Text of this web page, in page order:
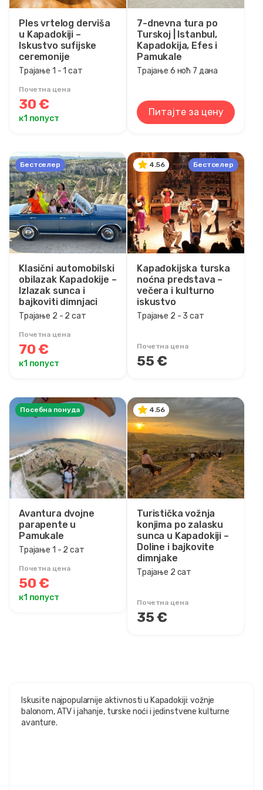
Ples vrtelog derviša
u Kapadokiji –
Iskustvo sufijske
ceremonije
Трајање 1 - 1 сат
Почетна цена
30 €
к1 попуст
7-dnevna tura po
Turskoj | Istanbul,
Kapadokija, Efes i
Pamukale
Трајање 6 ноћ 7 дана
Питајте за цену
Бестселер
Klasični automobilski
obilazak Kapadokije –
Izlazak sunca i
bajkoviti dimnjaci
Трајање 2 - 2 сат
Почетна цена
70 €
к1 попуст
4.56 Бестселер
Kapađokijska turska
noćna predstava –
večera i kulturno
iskustvo
Трајање 2 - 3 сат
Почетна цена
55 €
Посебна понуда
Avantura dvojne
parapente u
Pamukale
Трајање 1 - 2 сат
Почетна цена
50 €
к1 попуст
4.56
Turistička vožnja
konjima po zalasku
sunca u Kapadokiji –
Doline i bajkovite
dimnjake
Трајање 2 сат
Почетна цена
35 €
Iskusite najpopularnije aktivnosti u Kapadokiji: vožnje
balonom, ATV i jahanje, turske noći i jedinstvene kulturne
avanture.